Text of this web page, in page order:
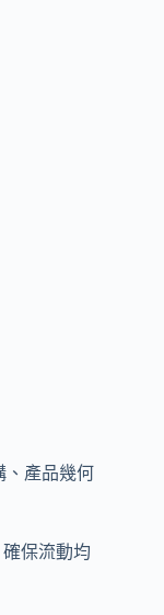
、產品幾何
保流動均